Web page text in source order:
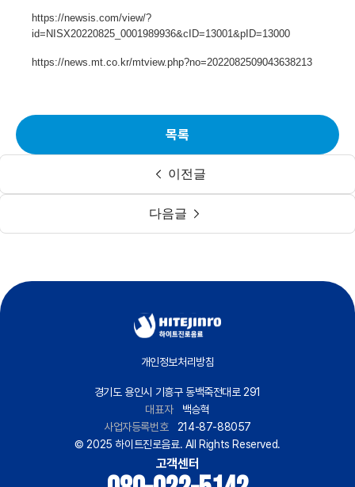
https://newsis.com/view/?
id=NISX20220825_0001989936&cID=13001&pID=13000
https://news.mt.co.kr/mtview.php?no=2022082509043638213
이전글
목록
다음글
개인정보처리방침
경기도 용인시 기흥구 동백죽전대로 291
대표자
백승혁
사업자등록번호
214-87-88057
© 2025 하이트진로음료. All Rights Reserved.
고객센터